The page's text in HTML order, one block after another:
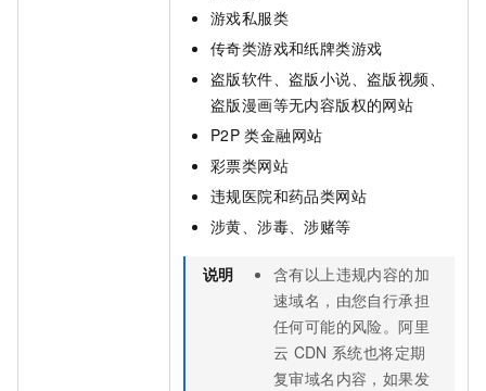
游戏私服类
传奇类游戏和纸牌类游戏
盗版软件、盗版小说、盗版视频、
盗版漫画等无内容版权的网站
P2P 类金融网站
彩票类网站
违规医院和药品类网站
涉黄、涉毒、涉赌等
说明
含有以上违规内容的加
速域名，由您自行承担
任何可能的风险。阿里
云 CDN 系统也将定期
复审域名内容，如果发